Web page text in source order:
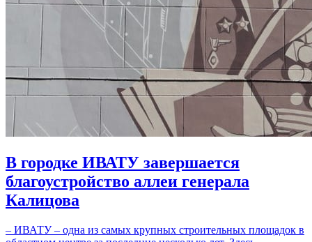
В городке ИВАТУ завершается
благоустройство аллеи генерала
Калицова
– ИВАТУ – одна из самых крупных строительных площадок в